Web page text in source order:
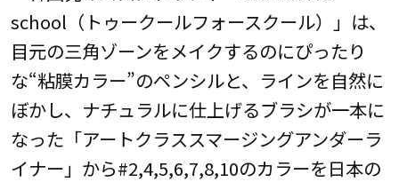
school（トゥークールフォースクール）」は、
目元の三角ゾーンをメイクするのにぴったり
な“粘膜カラー”のペンシルと、ラインを自然に
ぼかし、ナチュラルに仕上げるブラシが一本に
なった「アートクラススマージングアンダーラ
イナー」から#2,4,5,6,7,8,10のカラーを日本の